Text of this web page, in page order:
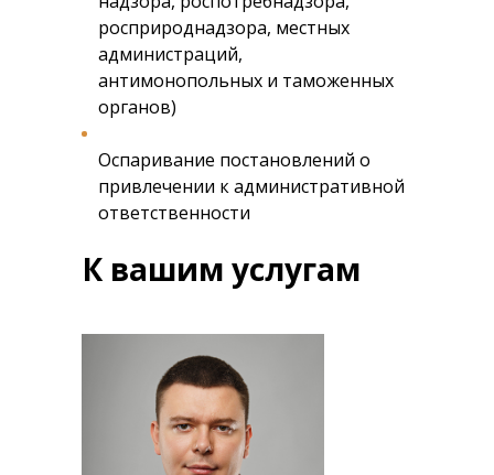
К вашим услугам
росприроднадзора, местных
администраций,
антимонопольных и таможенных
органов)
Оспаривание постановлений о
привлечении к административной
ответственности